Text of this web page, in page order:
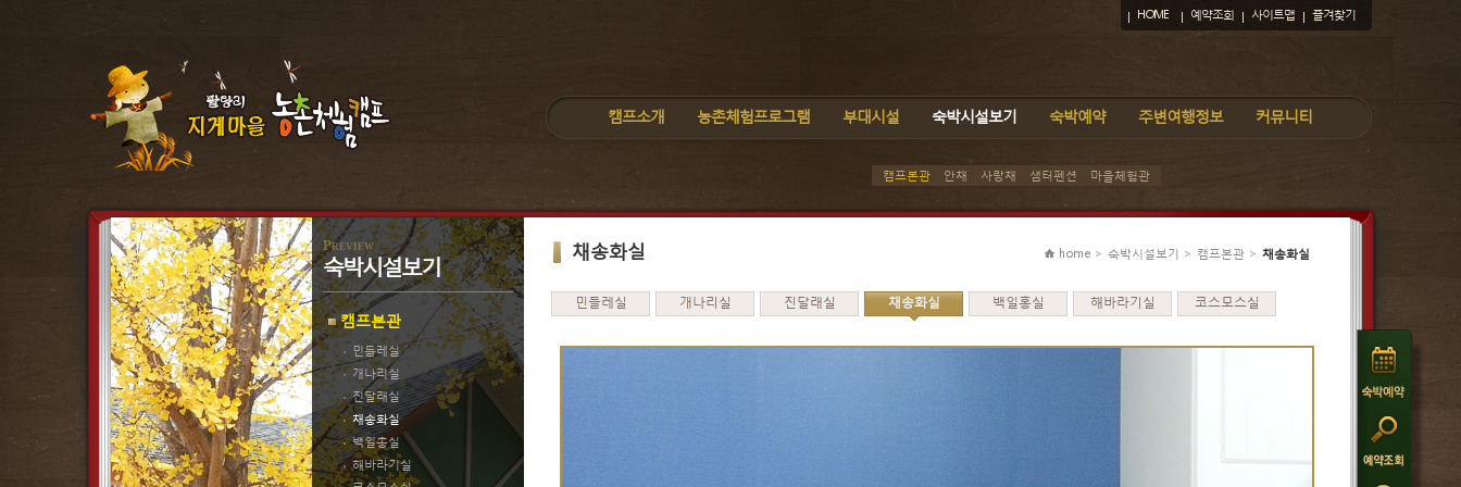
HOME 예약조회 사이트맵 즐겨찾기
캠프소개 농촌체험프로그램 부대시설 숙박시설보기 숙박예약 주변여행정보 커뮤니티
캠프본관 안채 사랑채 샘터펜션 마을체험관
Preview
숙박시설보기
캠프본관
민들레실
개나리실
진달래실
채송화실
백일홍실
해바라기실
채송화실 home > 숙박시설보기 > 캠프본관 > 채송화실
민들레실 개나리실 진달래실 채송화실 백일홍실 해바라기실 코스모스실